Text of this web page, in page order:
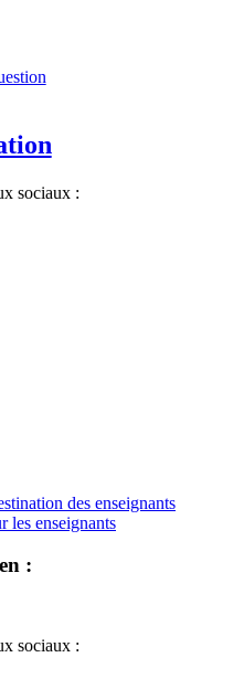
sociaux :
des enseignants
les enseignants
:
sociaux :